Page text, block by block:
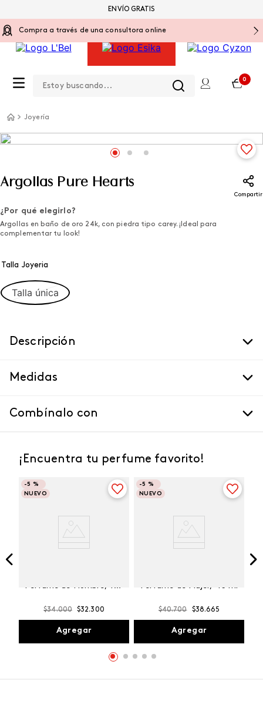
Compra a través de una consultora online
0
ENVÍO GRATIS
Joyería
Argollas Pure Hearts
Compartir
¿Por qué elegirlo?
Argollas en baño de oro 24k, con piedra tipo carey. ¡Ideal para
complementar tu look!
Talla Joyeria
Talla única
Descripción
Medidas
Combínalo con
¡Encuentra tu perfume favorito!
-5 %
NUEVO
Perfume de Hombre, 100
$34.000 $32.300
Agregar
-5 %
NUEVO
Perfume de Mujer, 45 ml
$40.700 $38.665
Agregar